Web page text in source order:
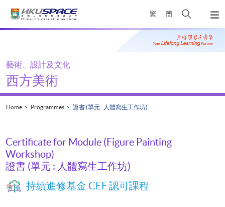
繁 簡
Open
search
panel
Main
藝術、設計及文化
西方美術
Home Programmes 證書 (單元 : 人體寫生工作坊)
Certificate for Module (Figure Painting
Workshop)
證書 (單元 : 人體寫生工作坊)
持續進修基金 CEF 認可課程